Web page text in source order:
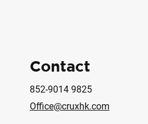
Contact
852-9014 9825
Office@cruxhk.com